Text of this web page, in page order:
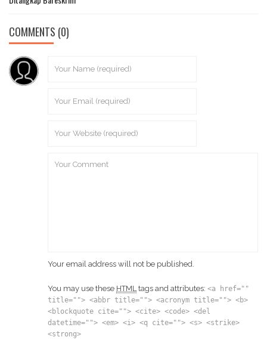
COMMENTS (0)
Your email address will not be published.
You may use these HTML tags and attributes: <a href=""
title=""> <abbr title=""> <acronym title=""> <b>
<blockquote cite=""> <cite> <code> <del
datetime=""> <em> <i> <q cite=""> <s> <strike>
<strong>